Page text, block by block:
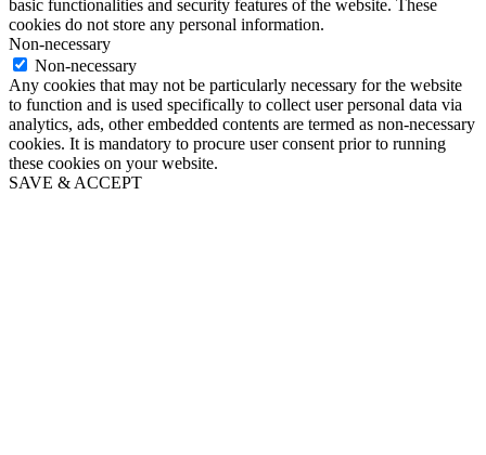
basic functionalities and security features of the website. These
cookies do not store any personal information.
Non-necessary
Non-necessary
Any cookies that may not be particularly necessary for the website
to function and is used specifically to collect user personal data via
analytics, ads, other embedded contents are termed as non-necessary
cookies. It is mandatory to procure user consent prior to running
these cookies on your website.
SAVE & ACCEPT